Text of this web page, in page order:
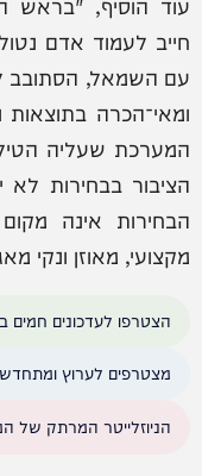
חייב לעמוד אדם
עם השמאל, הסתובב
ומאי־הכרה
המערכת שעליה
הציבור בבחירות לא
הבחירות אינה
מקצועי, מאוזן ונקי
הצטרפו לעדכונים
מצטרפים לערוץ
הניוזלייטר המרתק של